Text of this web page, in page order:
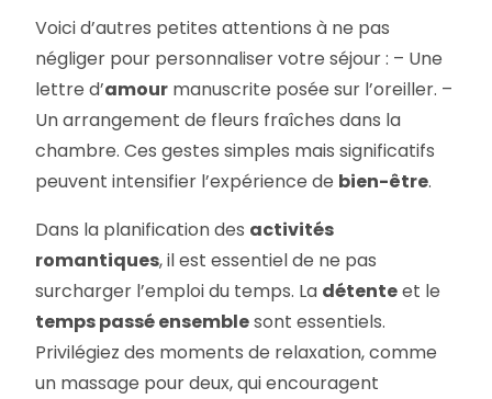
Voici d’autres petites attentions à ne pas
négliger pour personnaliser votre séjour : – Une
lettre d’amour manuscrite posée sur l’oreiller. –
Un arrangement de fleurs fraîches dans la
chambre. Ces gestes simples mais significatifs
peuvent intensifier l’expérience de bien-être.
Dans la planification des activités
romantiques, il est essentiel de ne pas
surcharger l’emploi du temps. La détenteet le
temps passé ensemblesont essentiels.
Privilégiez des moments de relaxation, comme
un massage pour deux, qui encouragent